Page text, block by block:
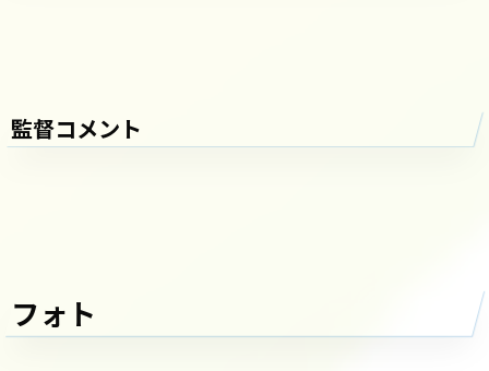
監督コメント
フォト